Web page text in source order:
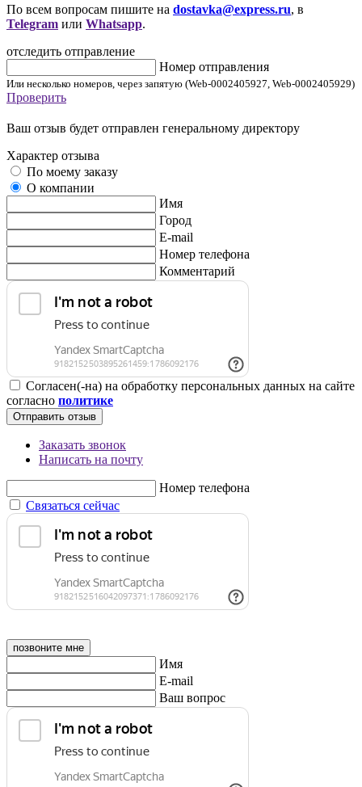
По всем вопросам пишите на dostavka@express.ru, в
Telegram или Whatsapp.
отследить отправление
Номер отправления
Или несколько номеров, через запятую (Web-0002405927, Web-0002405929)
Проверить
Ваш отзыв будет отправлен генеральному директору
Характер отзыва
По моему заказу
О компании
Имя
Город
E-mail
Номер телефона
Комментарий
Согласен(-на) на обработку персональных данных на сайте
согласно политике
Отправить отзыв
Заказать звонок
Написать на почту
Номер телефона
Связаться сейчас
позвоните мне
Имя
E-mail
Ваш вопрос